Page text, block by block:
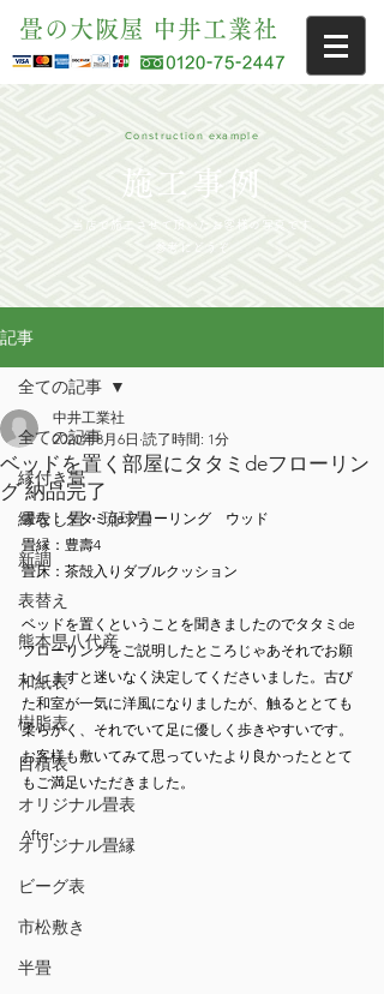
畳の大阪屋 中井工業社
Construction example
施工事例
当店で施工させて頂いたお客様の写真です
参考にどうぞ
記事
全ての記事
縁付き畳
縁なし畳・琉球畳
新調
表替え
熊本県八代産
和紙表
樹脂表
目積表
オリジナル畳表
オリジナル畳縁
ビーグ表
市松敷き
半畳
全ての記事
ベッドを置く部屋にタタミdeフローリン
グ 納品完了
中井工業社
2020年8月6日 読了時間: 1分
畳表：タタミdeフローリング　ウッド
畳縁：豊壽4
畳床：茶殻入りダブルクッション
ベッドを置くということを聞きましたのでタタミde
フローリングをご説明したところじゃあそれでお願
いしますと迷いなく決定してくださいました。古び
た和室が一気に洋風になりましたが、触るととても
柔らかく、それでいて足に優しく歩きやすいです。
お客様も敷いてみて思っていたより良かったととて
もご満足いただきました。
After